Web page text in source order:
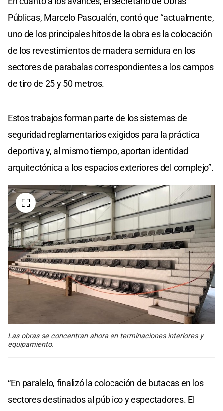
Públicas, Marcelo Pascualón, contó que “actualmente,
uno de los principales hitos de la obra es la colocación
de los revestimientos de madera semidura en los
sectores de parabalas correspondientes a los campos
de tiro de 25 y 50 metros.
Estos trabajos forman parte de los sistemas de
seguridad reglamentarios exigidos para la práctica
deportiva y, al mismo tiempo, aportan identidad
arquitectónica a los espacios exteriores del complejo”.
Las obras se concentran ahora en terminaciones interiores y
equipamiento.
“En paralelo, finalizó la colocación de butacas en los
sectores destinados al público y espectadores. El